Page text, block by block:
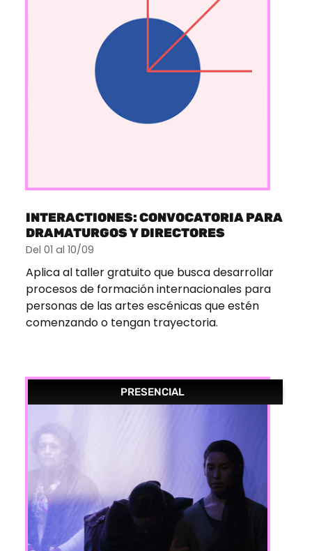
INTERACTIONES: CONVOCATORIA PARA
DRAMATURGOS Y DIRECTORES
Del 01 al 10/09
Aplica al taller gratuito que busca desarrollar
procesos de formación internacionales para
personas de las artes escénicas que estén
comenzando o tengan trayectoria.
PRESENCIAL